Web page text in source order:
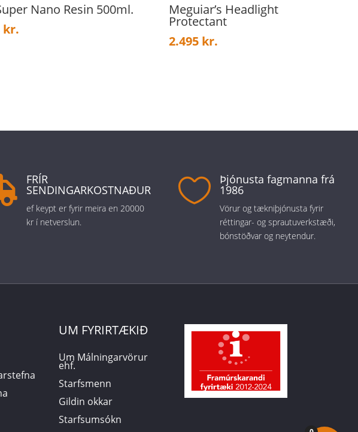
Nano Resin 500ml.
kr.
Meguiar’s Headlight
Protectant
2.495 kr.
FRÍR
SENDINGARKOSTNAÐUR
ef keypt er fyrir meira en 20000
kr í netverslun.
 Þjónusta fagmanna frá
1986
Vörur og tækniþjónusta fyrir
réttingar- og sprautuverkstæði,
bónstöðvar og neytendur.
UM FYRIRTÆKIÐ
Um Málningarvörur
ehf.
Starfsmenn
Gildin okkar
Starfsumsókn